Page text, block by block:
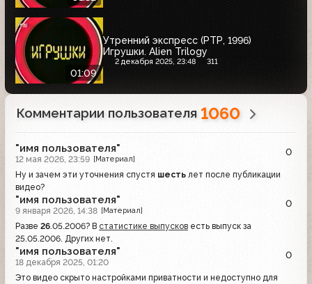
01:09
Утренний экспресс (РТР, 1996)
Игрушки. Alien Trilogy
2 декабря 2025, 23:48 311
Комментарии пользователя1060
"имя пользователя"
12 мая 2026, 23:59 [Материал]
0
Ну и зачем эти уточнения спустя шесть лет после публикации
видео?
"имя пользователя"
9 января 2026, 14:38 [Материал]
0
Разве 26 .05.2006? В статистике выпусков есть выпуск за
25.05.2006. Других нет.
"имя пользователя"
18 декабря 2025, 01:20
0
Это видео скрыто настройками приватности и недоступно для